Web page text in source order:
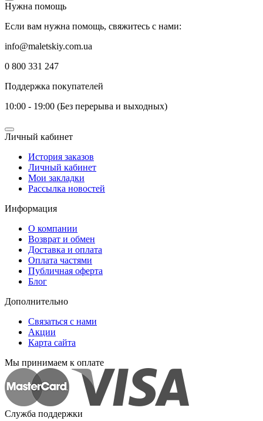
Нужна помощь
Если вам нужна помощь, свяжитесь с нами:
info@maletskiy.com.ua
0 800 331 247
Поддержка покупателей
10:00 - 19:00 (Без перерыва и выходных)
Личный кабинет
История заказов
Личный кабинет
Мои закладки
Рассылка новостей
Информация
О компании
Возврат и обмен
Доставка и оплата
Оплата частями
Публичная оферта
Блог
Дополнительно
Связаться с нами
Акции
Карта сайта
Мы принимаем к оплате
Служба поддержки